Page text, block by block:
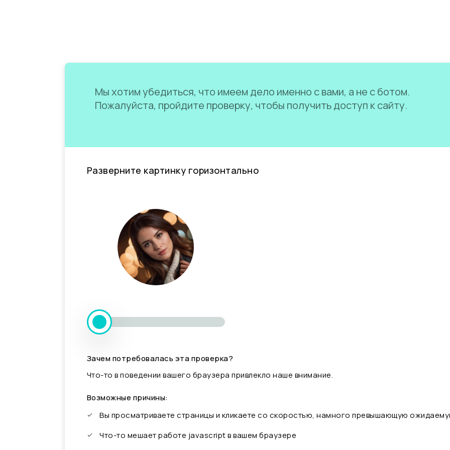
Мы хотим убедиться, что имеем дело именно с вами, а не с ботом.
Пожалуйста, пройдите проверку, чтобы получить доступ к сайту.
Разверните картинку горизонтально
Зачем потребовалась эта проверка?
Что-то в поведении вашего браузера привлекло наше внимание.
Возможные причины:
Вы просматриваете страницы и кликаете со скоростью, намного превышающую
Что-то мешает работе javascript в вашем браузере